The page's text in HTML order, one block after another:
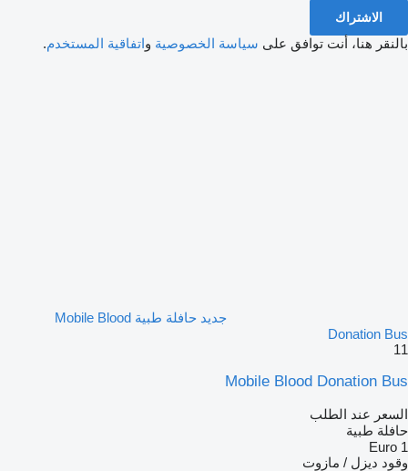
الاشتراك
بالنقر هنا، أنت توافق على سياسة الخصوصية واتفاقية المستخدم.
جديد حافلة طبية Mobile Blood
Donation Bus
11
Mobile Blood Donation Bus
السعر عند الطلب
حافلة طبية
Euro 1
وقود ديزل / مازوت